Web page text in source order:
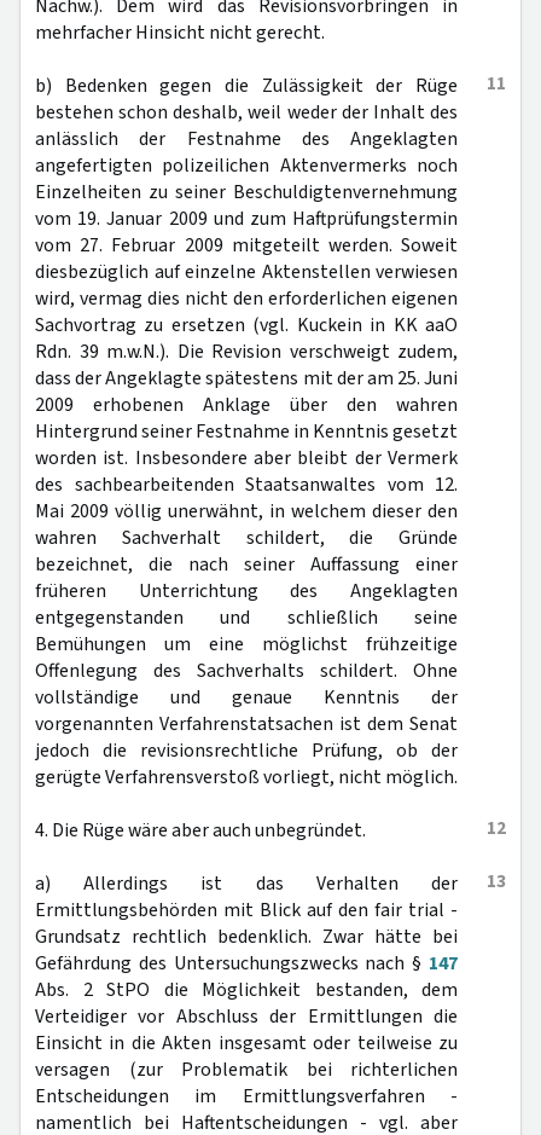
Nachw.). Dem wird das Revisionsvorbringen in
mehrfacher Hinsicht nicht gerecht.
11
b) Bedenken gegen die Zulässigkeit der Rüge
bestehen schon deshalb, weil weder der Inhalt des
anlässlich der Festnahme des Angeklagten
angefertigten polizeilichen Aktenvermerks noch
Einzelheiten zu seiner Beschuldigtenvernehmung
vom 19. Januar 2009 und zum Haftprüfungstermin
vom 27. Februar 2009 mitgeteilt werden. Soweit
diesbezüglich auf einzelne Aktenstellen verwiesen
wird, vermag dies nicht den erforderlichen eigenen
Sachvortrag zu ersetzen (vgl. Kuckein in KK aaO
Rdn. 39 m.w.N.). Die Revision verschweigt zudem,
dass der Angeklagte spätestens mit der am 25. Juni
2009 erhobenen Anklage über den wahren
Hintergrund seiner Festnahme in Kenntnis gesetzt
worden ist. Insbesondere aber bleibt der Vermerk
des sachbearbeitenden Staatsanwaltes vom 12.
Mai 2009 völlig unerwähnt, in welchem dieser den
wahren Sachverhalt schildert, die Gründe
bezeichnet, die nach seiner Auffassung einer
früheren Unterrichtung des Angeklagten
entgegenstanden und schließlich seine
Bemühungen um eine möglichst frühzeitige
Offenlegung des Sachverhalts schildert. Ohne
vollständige und genaue Kenntnis der
vorgenannten Verfahrenstatsachen ist dem Senat
jedoch die revisionsrechtliche Prüfung, ob der
gerügte Verfahrensverstoß vorliegt, nicht möglich.
12
4. Die Rüge wäre aber auch unbegründet.
13
a) Allerdings ist das Verhalten der
Ermittlungsbehörden mit Blick auf den fair trial -
Grundsatz rechtlich bedenklich. Zwar hätte bei
Gefährdung des Untersuchungszwecks nach § 147
Abs. 2 StPO die Möglichkeit bestanden, dem
Verteidiger vor Abschluss der Ermittlungen die
Einsicht in die Akten insgesamt oder teilweise zu
versagen (zur Problematik bei richterlichen
Entscheidungen im Ermittlungsverfahren -
namentlich bei Haftentscheidungen - vgl. aber